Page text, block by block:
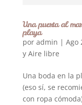
Una puerta al
playa
por admin | Ago
y Aire libre
Una boda en la
(eso sí, se
con ropa